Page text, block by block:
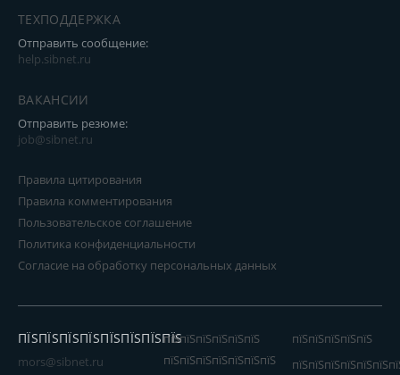
ТЕХПОДДЕРЖКА
Отправить сообщение:
help.sibnet.ru
ВАКАНСИИ
Отправить резюме:
job@sibnet.ru
Правила цитирования
Правила комментирования
Пользовательское соглашение
Политика конфиденциальности
Согласие на обработку персональных данных
ПЇЅПЇЅПЇЅПЇЅПЇЅПЇЅПЇЅПЇЅ
mors@sibnet.ru
пїЅпїЅпїЅпїЅпїЅпїЅ
пїЅпїЅпїЅпїЅпїЅпїЅпїЅ
пїЅпїЅпїЅпїЅпїЅ